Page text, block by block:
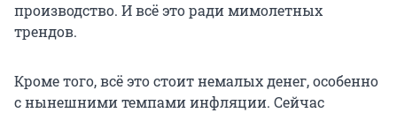
производство. И всё это ради мимолетных
трендов.
Кроме того, всё это стоит немалых денег, особенно
с нынешними темпами инфляции. Сейчас